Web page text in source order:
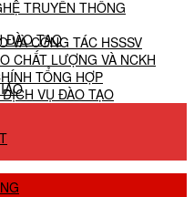
ĐÀO TẠO
TRUYỀN THÔNG
VÀ CÔNG TÁC HSSSV
CHẤT LƯỢNG VÀ NCKH
TỔNG HỢP
VỤ ĐÀO TẠO